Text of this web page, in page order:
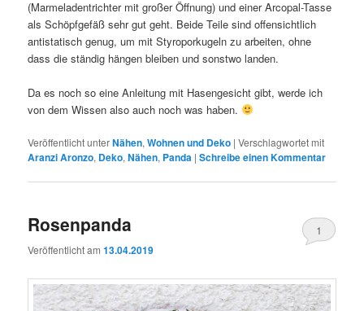
(Marmeladentrichter mit großer Öffnung) und einer Arcopal-Tasse
als Schöpfgefäß sehr gut geht. Beide Teile sind offensichtlich
antistatisch genug, um mit Styroporkugeln zu arbeiten, ohne
dass die ständig hängen bleiben und sonstwo landen.
Da es noch so eine Anleitung mit Hasengesicht gibt, werde ich
von dem Wissen also auch noch was haben.
Veröffentlicht unterNähen,Wohnen und Deko |Verschlagwortet mit
Aranzi Aronzo, Deko,Nähen, Panda |Schreibe einen Kommentar
Rosenpanda
Veröffentlicht am13.04.2019
1